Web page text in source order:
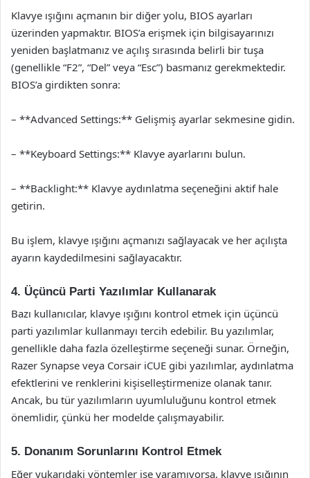
Klavye ışığını açmanın bir diğer yolu, BIOS ayarları
üzerinden yapmaktır. BIOS’a erişmek için bilgisayarınızı
yeniden başlatmanız ve açılış sırasında belirli bir tuşa
(genellikle “F2”, “Del” veya “Esc”) basmanız gerekmektedir.
BIOS’a girdikten sonra:
– **Advanced Settings:** Gelişmiş ayarlar sekmesine gidin.
– **Keyboard Settings:** Klavye ayarlarını bulun.
– **Backlight:** Klavye aydınlatma seçeneğini aktif hale
getirin.
Bu işlem, klavye ışığını açmanızı sağlayacak ve her açılışta
ayarın kaydedilmesini sağlayacaktır.
4. Üçüncü Parti Yazılımlar Kullanarak
Bazı kullanıcılar, klavye ışığını kontrol etmek için üçüncü
parti yazılımlar kullanmayı tercih edebilir. Bu yazılımlar,
genellikle daha fazla özelleştirme seçeneği sunar. Örneğin,
Razer Synapse veya Corsair iCUE gibi yazılımlar, aydınlatma
efektlerini ve renklerini kişiselleştirmenize olanak tanır.
Ancak, bu tür yazılımların uyumluluğunu kontrol etmek
önemlidir, çünkü her modelde çalışmayabilir.
5. Donanım Sorunlarını Kontrol Etmek
Eğer yukarıdaki yöntemler işe yaramıyorsa, klavye ışığının